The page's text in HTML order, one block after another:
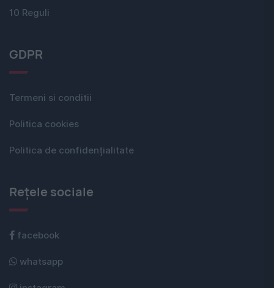
10 Reguli
GDPR
Termeni si conditii
Politica cookies
Politica de confidențialitate
Rețele sociale
facebook
whatsapp